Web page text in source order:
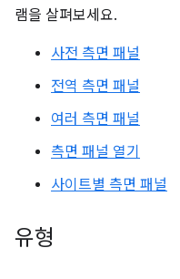
램을 살펴보세요.
사전 측면 패널
전역 측면 패널
여러 측면 패널
측면 패널 열기
사이트별 측면 패널
유형